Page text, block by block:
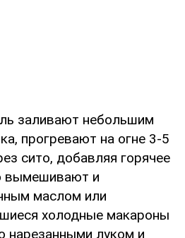
заливают небольшим
прогревают на огне 3-5
сито, добавляя горячее
вымешивают и
маслом или
холодные макароны
нарезанными луком и